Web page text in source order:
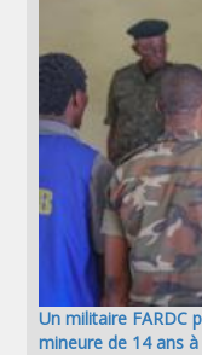
Un militaire FARDC
mineure de 14 ans